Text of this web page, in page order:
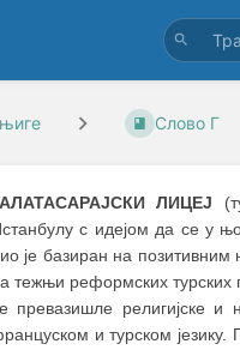
Слово Г
ЛИЦЕЈ
с идејом да се у
је базиран на
тежњи реформских турских
превазишле религијске и
и турском